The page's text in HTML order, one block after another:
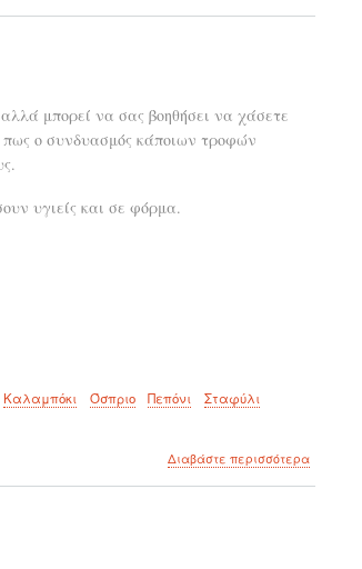
μπορεί να σας βοηθήσει να χάσετε
πως ο συνδυασμός κάποιων τροφών
υγιείς και σε φόρμα.
Καλαμπόκι Όσπριο Πεπόνι
Σταφύλι
Διαβάστε περισσότεραγια